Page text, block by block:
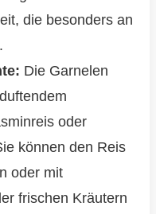
die besonders an
Die Garnelen
oder
können den Reis
oder mit
frischen Kräutern